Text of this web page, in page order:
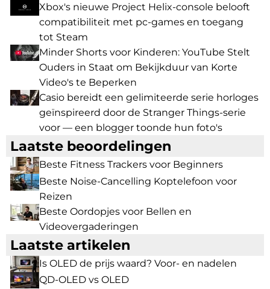
Xbox's nieuwe Project Helix-console belooft
compatibiliteit met pc-games en toegang
tot Steam
Minder Shorts voor Kinderen: YouTube Stelt
Ouders in Staat om Bekijkduur van Korte
Video's te Beperken
Casio bereidt een gelimiteerde serie horloges
geïnspireerd door de Stranger Things-serie
voor — een blogger toonde hun foto's
Laatste beoordelingen
Beste Fitness Trackers voor Beginners
Beste Noise-Cancelling Koptelefoon voor
Reizen
Beste Oordopjes voor Bellen en
Videovergaderingen
Laatste artikelen
Is OLED de prijs waard? Voor- en nadelen
QD-OLED vs OLED